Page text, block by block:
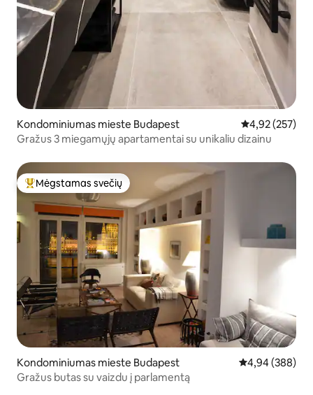
Kondominiumas mieste Budapest Vidutinis
4,92 (257)
Gražus 3 miegamųjų apartamentai su unikaliu dizainu
Svečių mėgstamiausias
Mėgstamas svečių
Kondominiumas mieste Budapest Vidutinis
4,94 (388)
Gražus butas su vaizdu į parlamentą